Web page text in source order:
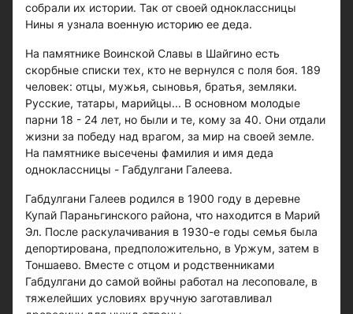
собрали их истории. Так от своей одноклассницы
Нины я узнала военную историю ее деда.
На памятнике Воинской Славы в Шайгино есть
скорбные списки тех, кто не вернулся с поля боя. 189
человек: отцы, мужья, сыновья, братья, земляки.
Русские, татары, марийцы... В основном молодые
парни 18 - 24 лет, но были и те, кому за 40. Они отдали
жизни за победу над врагом, за мир на своей земле.
На памятнике высечены фамилия и имя деда
одноклассницы - Габдулгани Галеева.
Габдулгани Галеев родился в 1900 году в деревне
Купай Параньгинского района, что находится в Марий
Эл. После раскулачивания в 1930-е годы семья была
депортирована, предположительно, в Уржум, затем в
Тоншаево. Вместе с отцом и родственниками
Габдулгани до самой войны работал на лесоповале, в
тяжелейших условиях вручную заготавливал